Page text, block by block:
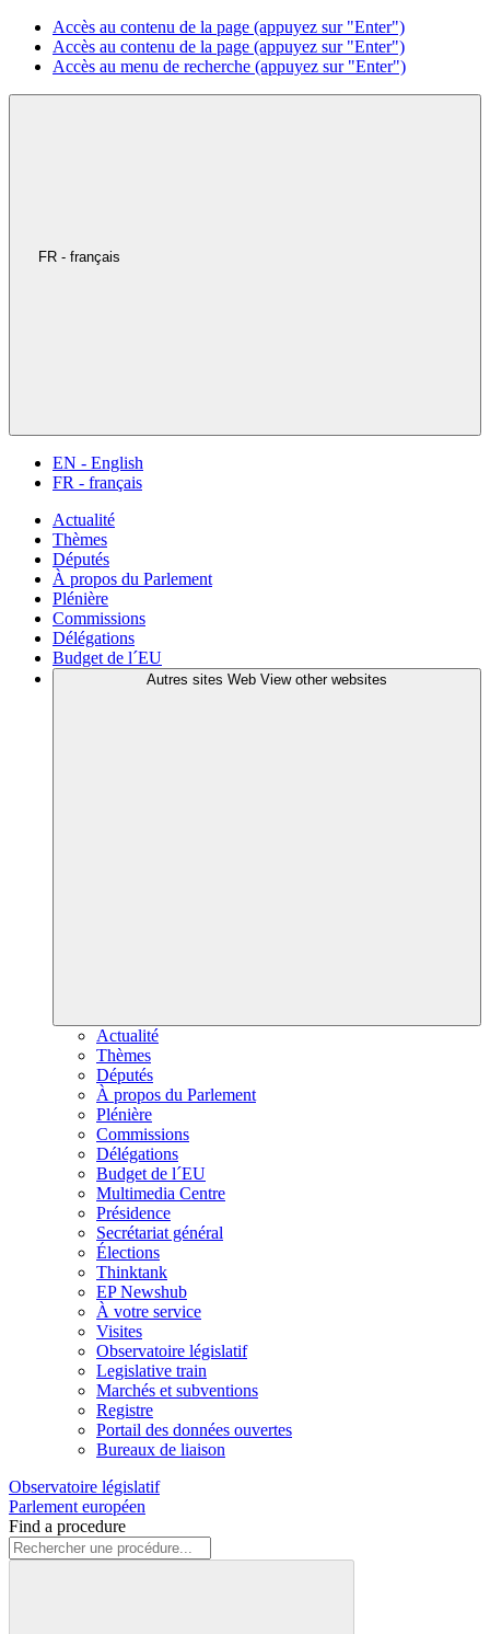
Accès au contenu de la page (appuyez sur "Enter")
Accès au contenu de la page (appuyez sur "Enter")
Accès au menu de recherche (appuyez sur "Enter")
FR - français
EN - English
FR - français
Actualité
Thèmes
Députés
À propos du Parlement
Plénière
Commissions
Délégations
Budget de l´EU
Autres sites Web View other websites
Actualité
Thèmes
Députés
À propos du Parlement
Plénière
Commissions
Délégations
Budget de l´EU
Multimedia Centre
Présidence
Secrétariat général
Élections
Thinktank
EP Newshub
À votre service
Visites
Observatoire législatif
Legislative train
Marchés et subventions
Registre
Portail des données ouvertes
Bureaux de liaison
Observatoire législatif
Parlement européen
Find a procedure